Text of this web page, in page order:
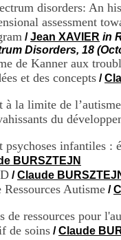
disorders: An
assessment
/Jean XAVIER in
Disorders, 18
de Kanner aux
et des concepts /
à la limite de
du
psychoses infantiles :
BURSZTEJN
/Claude
Ressources Autisme /
de ressources pour
de soins /Claude
e
D
o
c
u
m
n
t
a
i
o
n
d
C
R
A